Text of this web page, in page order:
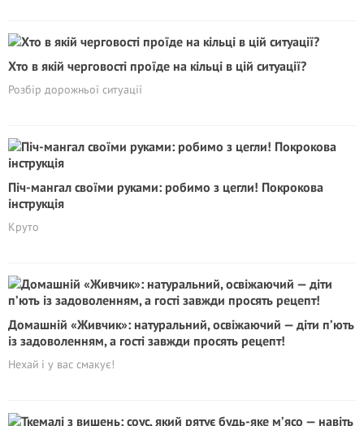
Хто в якій черговості проїде на кільці в цій ситуації?
Розбір дорожньої ситуації
Піч-мангал своїми руками: робимо з цегли! Покрокова
інструкція
Круто
Домашній «Живчик»: натуральний, освіжаючий — діти п’ють
із задоволенням, а гості завжди просять рецепт!
Нехай і у вас смакує!